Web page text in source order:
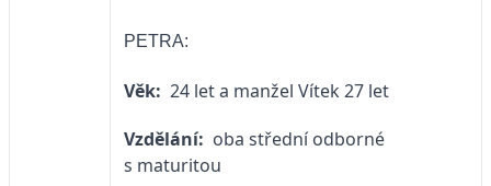
PETRA:
Věk: 24 let a manžel Vítek 27 let
Vzdělání: oba střední odborné
s maturitou